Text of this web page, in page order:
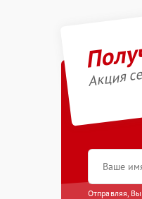
Акция
Отправляя,